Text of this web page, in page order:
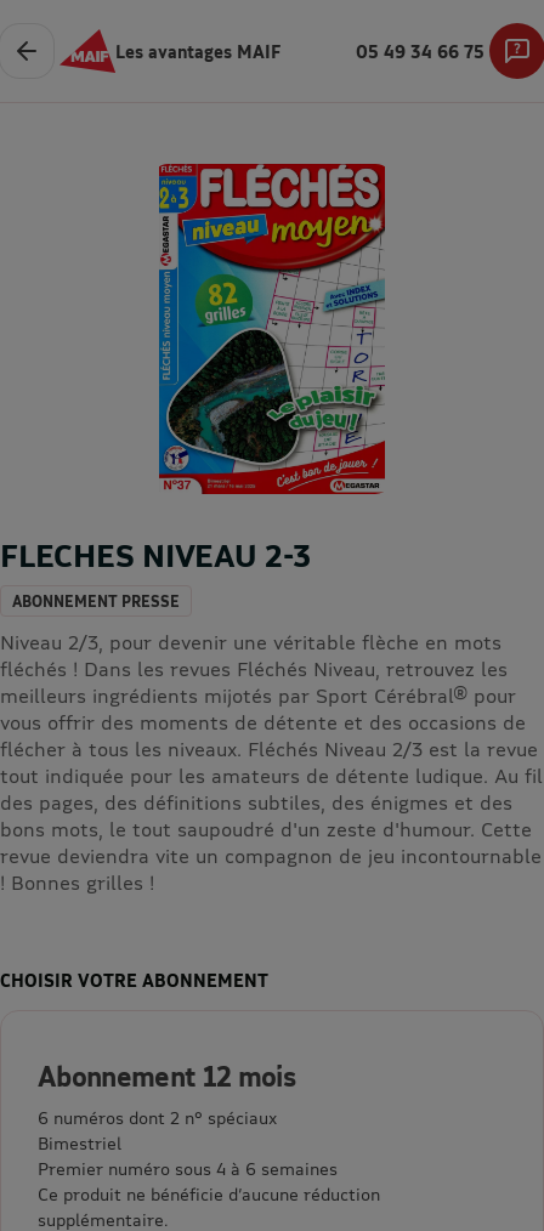
Les avantages MAIF 05 49 34 66 75
FLECHES NIVEAU 2-3
ABONNEMENT PRESSE
Niveau 2/3, pour devenir une véritable flèche en mots
fléchés ! Dans les revues Fléchés Niveau, retrouvez les
meilleurs ingrédients mijotés par Sport Cérébral® pour
vous offrir des moments de détente et des occasions de
flécher à tous les niveaux. Fléchés Niveau 2/3 est la revue
tout indiquée pour les amateurs de détente ludique. Au fil
des pages, des définitions subtiles, des énigmes et des
bons mots, le tout saupoudré d'un zeste d'humour. Cette
revue deviendra vite un compagnon de jeu incontournable
! Bonnes grilles !
CHOISIR VOTRE ABONNEMENT
Abonnement 12 mois
6 numéros dont 2 n° spéciaux
Bimestriel
Premier numéro sous 4 à 6 semaines
Ce produit ne bénéficie d’aucune réduction
supplémentaire.